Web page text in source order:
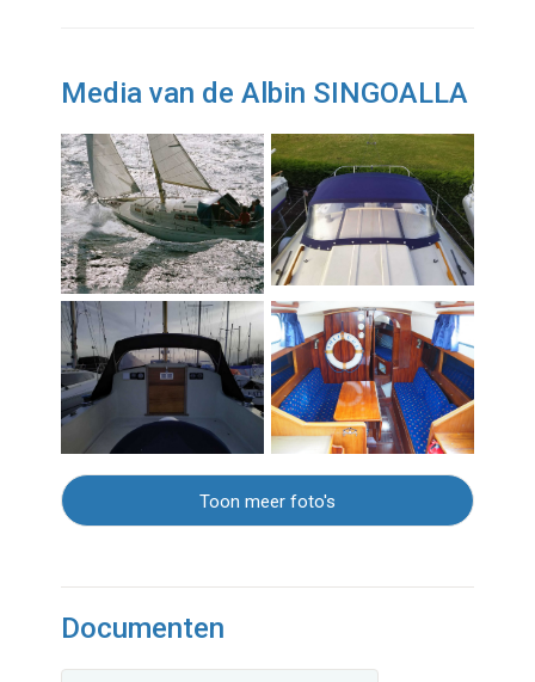
Media van de Albin SINGOALLA
Toon meer foto's
Documenten